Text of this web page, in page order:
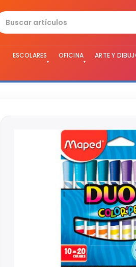
ESCOLARES
▾
OFICINA
▾
ARTE Y